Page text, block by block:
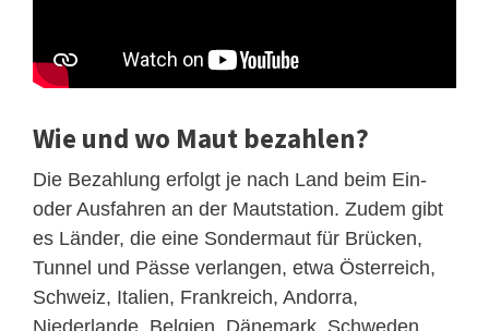
Wie und wo Maut bezahlen?
Die Bezahlung erfolgt je nach Land beim Ein-
oder Ausfahren an der Mautstation. Zudem gibt
es Länder, die eine Sondermaut für Brücken,
Tunnel und Pässe verlangen, etwa Österreich,
Schweiz, Italien, Frankreich, Andorra,
Niederlande, Belgien, Dänemark, Schweden,